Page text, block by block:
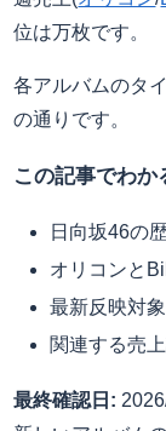
位は万枚です。
各アルバムのタ
の通りです。
この記事でわか
日向坂46の
オリコンと
最新反映対
関連する売
最終確認日: